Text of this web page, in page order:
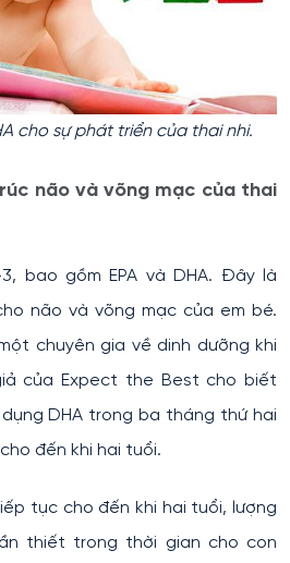
cho sự phát triển của thai nhi.
não và võng mạc của thai
bao gồm EPA và DHA. Đây là
não và võng mạc của em bé.
chuyên gia về dinh dưỡng khi
của Expect the Best cho biết
DHA trong ba tháng thứ hai
đến khi hai tuổi.
tục cho đến khi hai tuổi, lượng
thiết trong thời gian cho con